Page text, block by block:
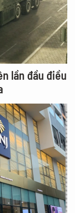
lần đầu điều